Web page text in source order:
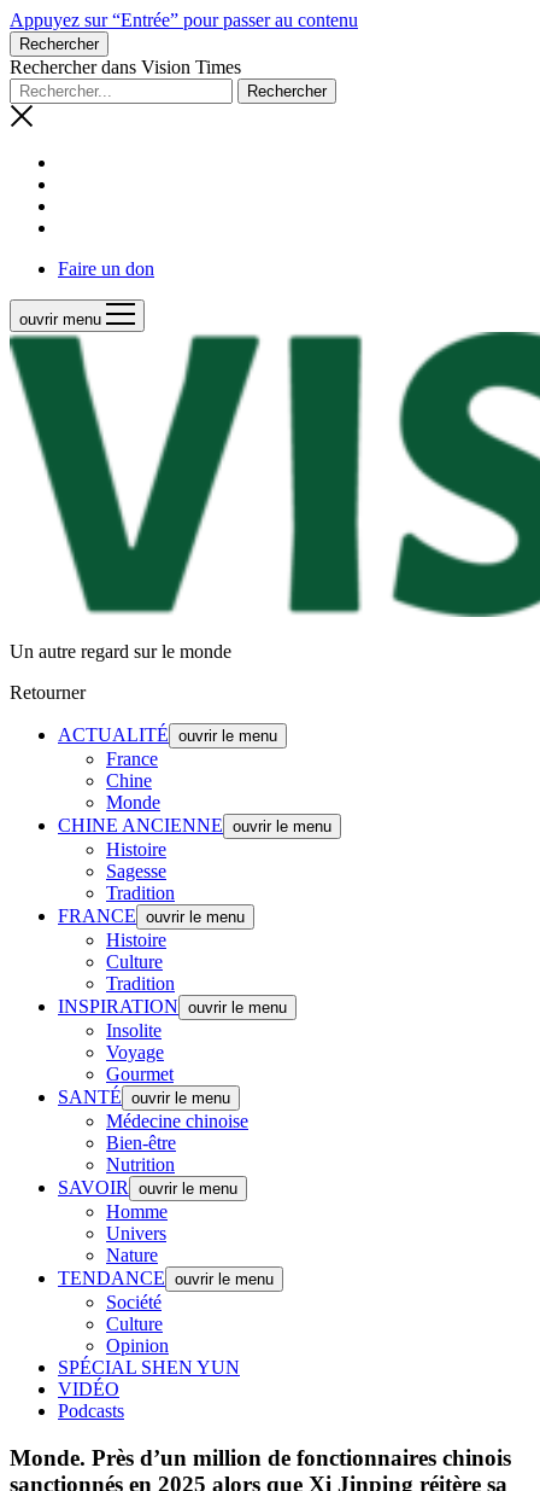
Appuyez sur “Entrée” pour passer au contenu
Rechercher
Rechercher dans Vision Times
Faire un don
ouvrir menu
Un autre regard sur le monde
Retourner
ACTUALITÉ ouvrir le menu
France
Chine
Monde
CHINE ANCIENNE ouvrir le menu
Histoire
Sagesse
Tradition
FRANCE ouvrir le menu
Histoire
Culture
Tradition
INSPIRATION ouvrir le menu
Insolite
Voyage
Gourmet
SANTÉ ouvrir le menu
Médecine chinoise
Bien-être
Nutrition
SAVOIR
ouvrir le menu
Homme
Univers
Nature
TENDANCE ouvrir le menu
Société
Culture
Opinion
SPÉCIAL SHEN YUN
VIDÉO
Podcasts
Monde. Près d’un million de fonctionnaires chinois
sanctionnés en 2025 alors que Xi Jinping réitère sa